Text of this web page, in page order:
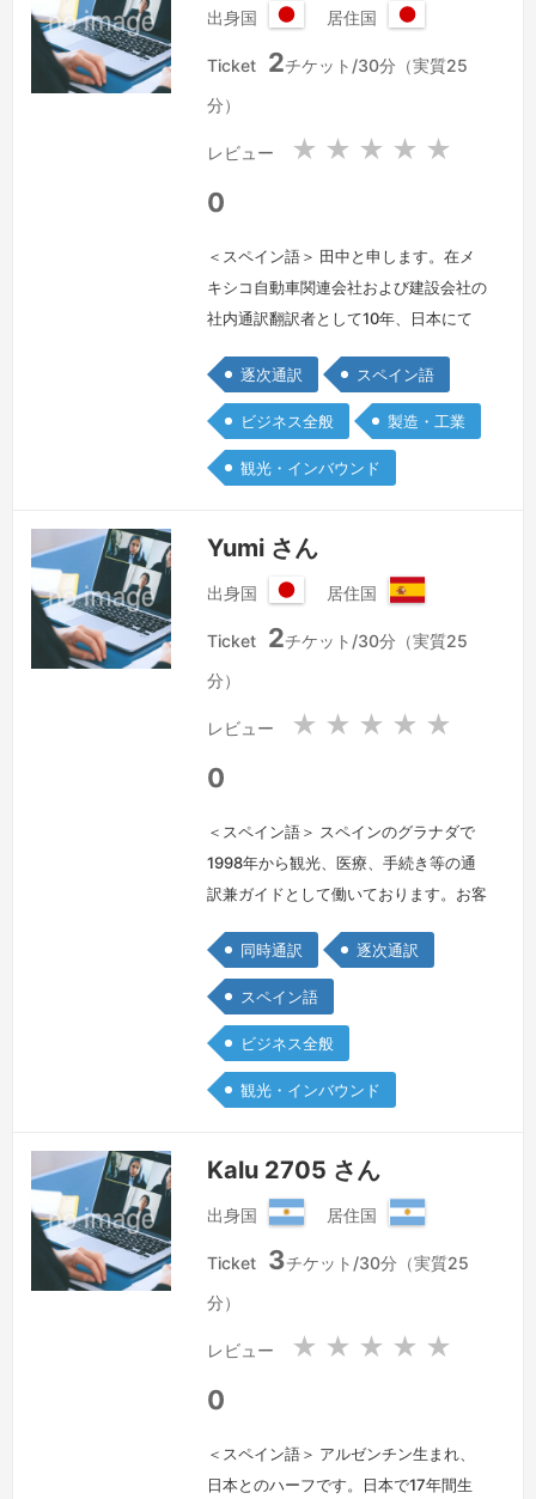
思っ…続きを見る »
出身国
本
居住国
本
Ticket 2チケット/30分（実質25
分）
レビュー ★ ★ ★ ★ ★
0
＜スペイン語＞ 田中と申します。在メ
キシコ自動車関連会社および建設会社の
社内通訳翻訳者として10年、日本にて
20年の経歴を持ちます。フリーランス
通訳者としてはこれまでに、裁判、警察
における取り調べ、スポーツ国際大会、
イベント、会議、医療、電話通訳等の経
逐次通訳 スペイン語
ビジネス全般 製造・工業
観光・インバウンド
Yumi さん
出身国
本
居住国
ペ
Ticket 2チケット/30分（実質25
分）
レビュー ★ ★ ★ ★ ★
0
＜スペイン語＞ スペインのグラナダで
1998年から観光、医療、手続き等の通
訳兼ガイドとして働いております。お客
致します。続きを見る »
同時通訳 逐次通訳
スペイン語
ビジネス全般
観光・インバウンド
Kalu 2705 さん
出身国
ル
チ
国
居住国
ル
チ
国
Ticket 3チケット/30分（実質25
分）
レビュー ★ ★ ★ ★ ★
0
＜スペイン語＞ アルゼンチン生まれ、
日本とのハーフです。日本で17年間生